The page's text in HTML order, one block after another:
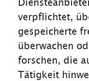
verpflichtet,
gespeicherte
überwachen
forschen, die
Tätigkeit